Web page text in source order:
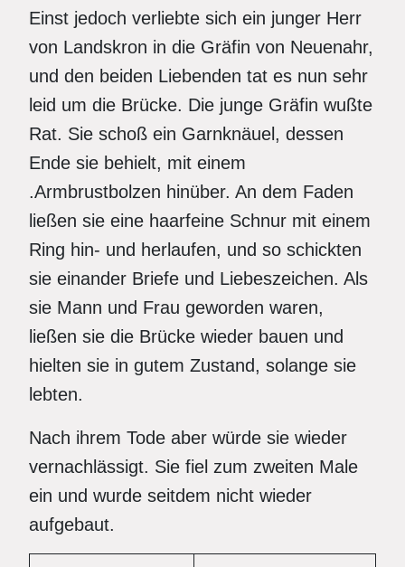
Einst jedoch verliebte sich ein junger Herr
von Landskron in die Gräfin von Neuenahr,
und den beiden Liebenden tat es nun sehr
leid um die Brücke. Die junge Gräfin wußte
Rat. Sie schoß ein Garnknäuel, dessen
Ende sie behielt, mit einem
.Armbrustbolzen hinüber. An dem Faden
ließen sie eine haarfeine Schnur mit einem
Ring hin- und herlaufen, und so schickten
sie einander Briefe und Liebeszeichen. Als
sie Mann und Frau geworden waren,
ließen sie die Brücke wieder bauen und
hielten sie in gutem Zustand, solange sie
lebten.
Nach ihrem Tode aber würde sie wieder
vernachlässigt. Sie fiel zum zweiten Male
ein und wurde seitdem nicht wieder
aufgebaut.